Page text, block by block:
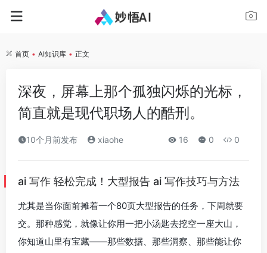
首页 • AI知识库 • 正文
深夜，屏幕上那个孤独闪烁的光标，
简直就是现代职场人的酷刑。
10个月前发布 xiaohe 16 0 0
ai 写作 轻松完成！大型报告 ai 写作技巧与方法
尤其是当你面前摊着一个80页大型报告的任务，下周就要
交。那种感觉，就像让你用一把小汤匙去挖空一座大山，
你知道山里有宝藏——那些数据、那些洞察、那些能让你